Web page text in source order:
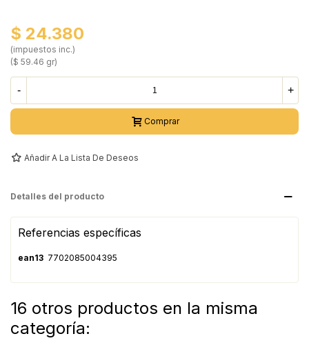
$ 24.380
(impuestos inc.)
($ 59.46 gr)
- +
Comprar
Añadir A La Lista De Deseos
Detalles del producto
Referencias específicas
ean13 7702085004395
16 otros productos en la misma
categoría: